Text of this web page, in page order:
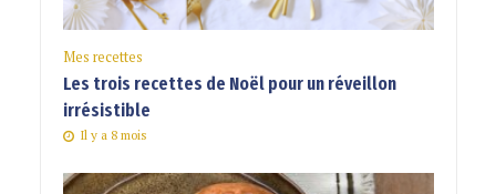
Mes recettes
Les trois recettes de Noël pour un réveillon
irrésistible
Il y a 8 mois